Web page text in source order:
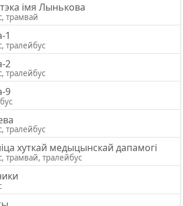
імя Лынькова
трамвай
1
тралейбус
2
тралейбус
9
тралейбус
хуткай медыцынскай дапамогі
трамвай, тралейбус